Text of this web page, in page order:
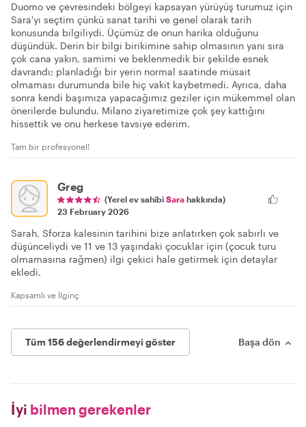
Duomo ve çevresindeki bölgeyi kapsayan yürüyüş turumuz için
Sara'yı seçtim çünkü sanat tarihi ve genel olarak tarih
konusunda bilgiliydi. Üçümüz de onun harika olduğunu
düşündük. Derin bir bilgi birikimine sahip olmasının yanı sıra
çok cana yakın, samimi ve beklenmedik bir şekilde esnek
davrandı; planladığı bir yerin normal saatinde müsait
olmaması durumunda bile hiç vakit kaybetmedi. Ayrıca, daha
sonra kendi başımıza yapacağımız geziler için mükemmel olan
önerilerde bulundu. Milano ziyaretimize çok şey kattığını
hissettik ve onu herkese tavsiye ederim.
Tam bir profesyonel!
Greg
(Yerel ev sahibi Sara hakkında)
23 February 2026
Sarah, Sforza kalesinin tarihini bize anlatırken çok sabırlı ve
düşünceliydi ve 11 ve 13 yaşındaki çocuklar için (çocuk turu
olmamasına rağmen) ilgi çekici hale getirmek için detaylar
ekledi.
Kapsamlı ve İlginç
Tüm 156 değerlendirmeyi göster Başa dön
İyi bilmen gerekenler